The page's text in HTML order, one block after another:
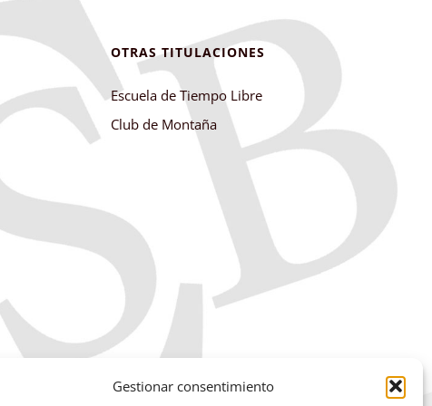
Gestionar consentimiento
OTRAS TITULACIONES
Escuela de Tiempo Libre
Club de Montaña